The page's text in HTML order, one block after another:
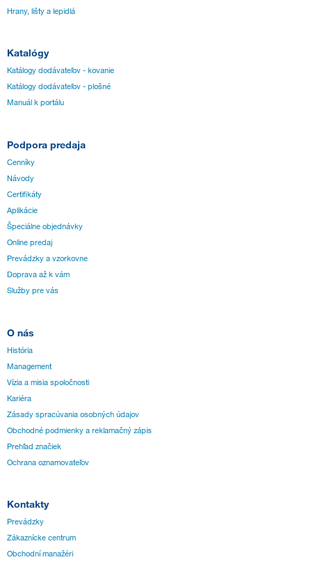
Hrany, lišty a lepidlá
Katalógy
Katálogy dodávateľov - kovanie
Katálogy dodávateľov - plošné
Manuál k portálu
Podpora predaja
Cenníky
Návody
Certifikáty
Aplikácie
Špeciálne objednávky
Online predaj
Prevádzky a vzorkovne
Doprava až k vám
Služby pre vás
O nás
História
Management
Vízia a misia spoločnosti
Kariéra
Zásady spracúvania osobných údajov
Obchodné podmienky a reklamačný zápis
Prehľad značiek
Ochrana oznamovateľov
Kontakty
Prevádzky
Zákaznícke centrum
Obchodní manažéri